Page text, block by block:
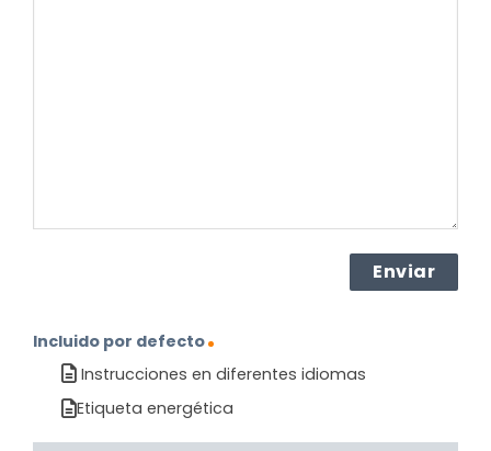
Incluido por defecto
Instrucciones en diferentes idiomas
Etiqueta energética